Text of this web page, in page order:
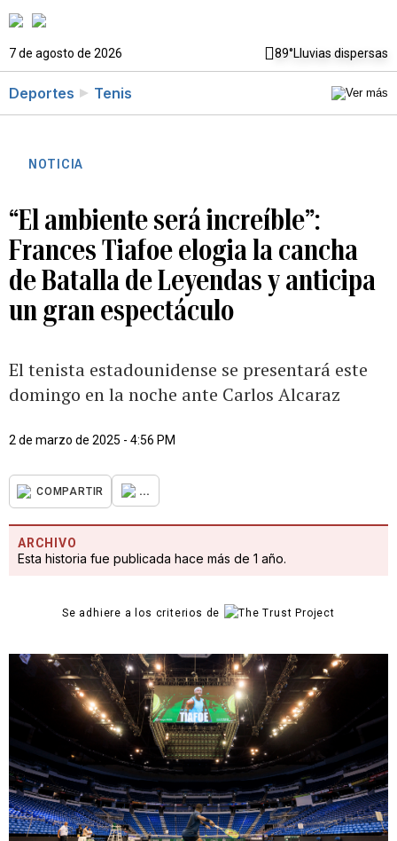
7 de agosto de 2026 89°Lluvias dispersas
Deportes Tenis
NOTICIA
“El ambiente será increíble”:
Frances Tiafoe elogia la cancha
de Batalla de Leyendas y anticipa
un gran espectáculo
El tenista estadounidense se presentará este
domingo en la noche ante Carlos Alcaraz
2 de marzo de 2025 - 4:56 PM
COMPARTIR ...
ARCHIVO
Esta historia fue publicada hace más de 1 año.
Se adhiere a los criterios de